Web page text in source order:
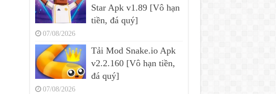
Star Apk v1.89 [Vô hạn
tiền, đá quý]
07/08/2026
Tải Mod Snake.io Apk
v2.2.160 [Vô hạn tiền,
đá quý]
07/08/2026